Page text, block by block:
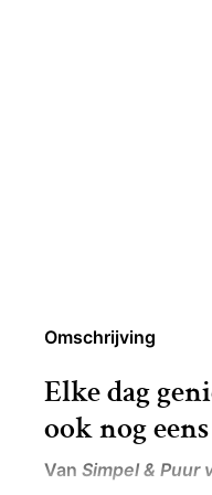
Omschrijving
Elke dag
ook nog
Van Simpel & Puur